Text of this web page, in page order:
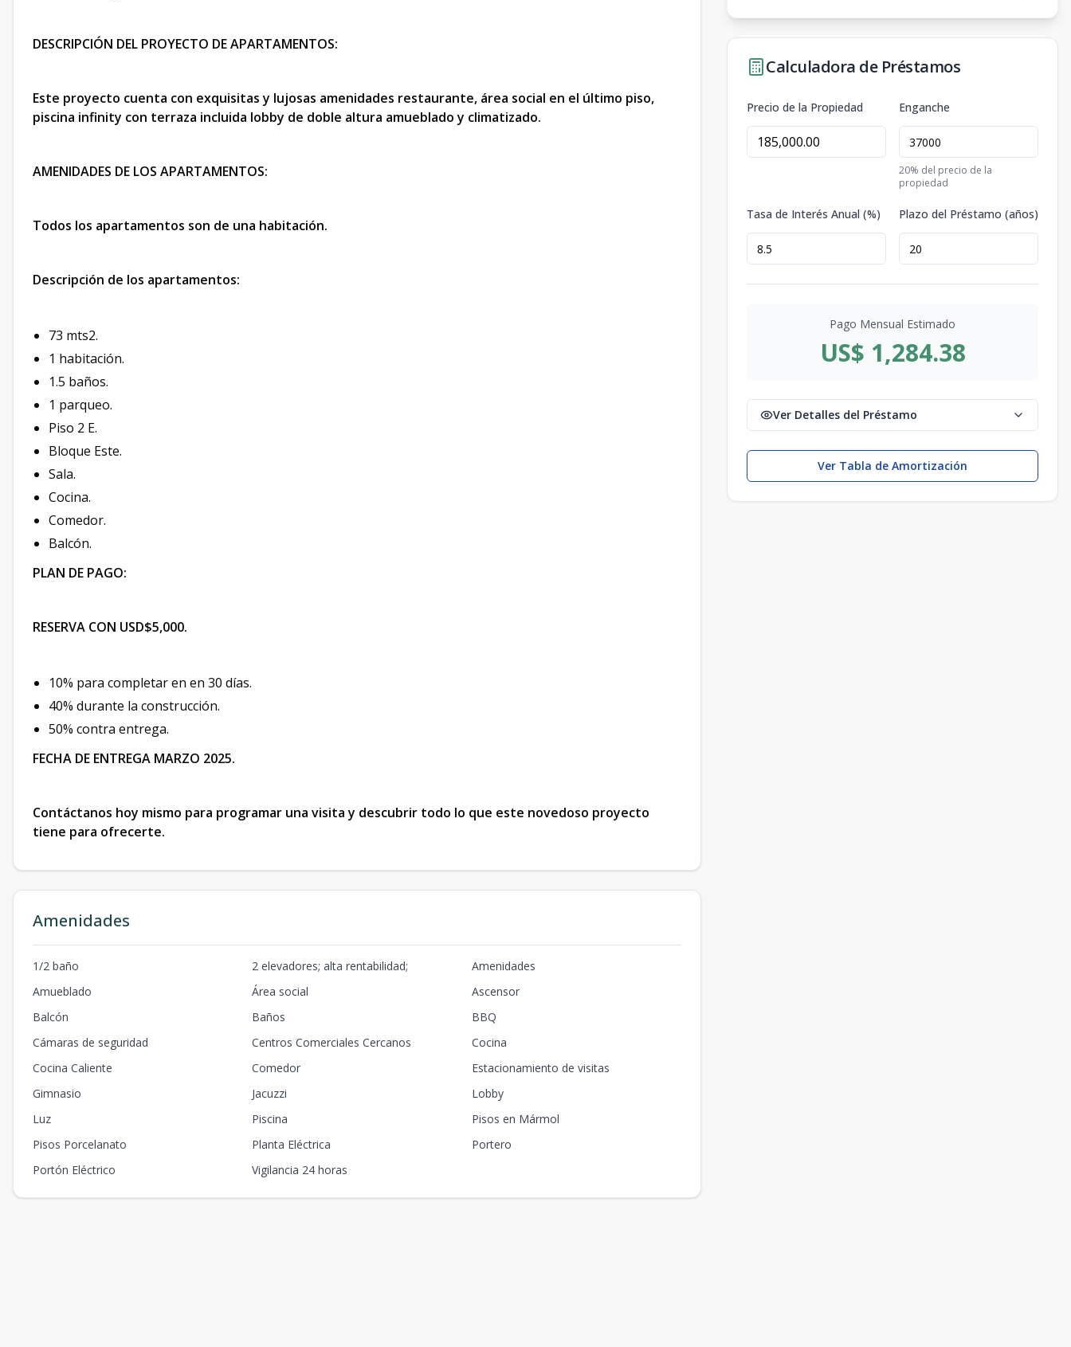
DESCRIPCIÓN DEL PROYECTO DE APARTAMENTOS:
Este proyecto cuenta con exquisitas y lujosas amenidades restaurante, área social en el último piso,
piscina infinity con terraza incluida lobby de doble altura amueblado y climatizado.
AMENIDADES DE LOS APARTAMENTOS:
Todos los apartamentos son de una habitación.
Descripción de los apartamentos:
73 mts2.
1 habitación.
1.5 baños.
1 parqueo.
Piso 2 E.
Bloque Este.
Sala.
Cocina.
Comedor.
Balcón.
PLAN DE PAGO:
RESERVA CON USD$5,000.
10% para completar en en 30 días.
40% durante la construcción.
50% contra entrega.
FECHA DE ENTREGA MARZO 2025.
Contáctanos hoy mismo para programar una visita y descubrir todo lo que este novedoso proyecto
tiene para ofrecerte.
Amenidades
1/2 baño 2 elevadores; alta rentabilidad;
Amenidades
Amueblado
Área social
Ascensor
Balcón
Baños
BBQ
Cámaras de seguridad
Centros Comerciales Cercanos
Cocina
Cocina Caliente
Comedor
Estacionamiento de visitas
Gimnasio
Jacuzzi
Lobby
Luz
Piscina
Pisos en Mármol
Pisos Porcelanato
Planta Eléctrica
Portero
Portón Eléctrico
Vigilancia 24 horas
Calculadora de Préstamos
Precio de la Propiedad Enganche
20% del precio de la
propiedad
Tasa de Interés Anual (%) Plazo del Préstamo (años)
Pago Mensual Estimado
US$ 1,284.38
Ver Detalles del Préstamo
Ver Tabla de Amortización